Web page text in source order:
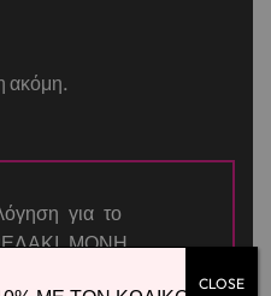
ακόμη.
για το
ΜΟΝΗ
CLOSE